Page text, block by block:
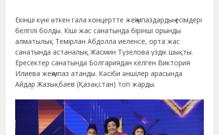
Екінші күні өткен гала концертте жеңімпаздардың есімдері
белгілі болды. Кіші жас санатында бірінші орынды
алматылық Темірлан Абдолла иеленсе, орта жас
санатында астаналық Жасмин Түзелова үздік шықты.
Ересектер санатында Болгариядан келген Виктория
Илиева жеңімпаз атанды. Кәсіби әншілер арасында
Айдар Жазықбаев (Қазақстан) топ жарды.